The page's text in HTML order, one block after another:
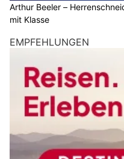
Arthur Beeler –
mit Klasse
EMPFEHLUNGEN